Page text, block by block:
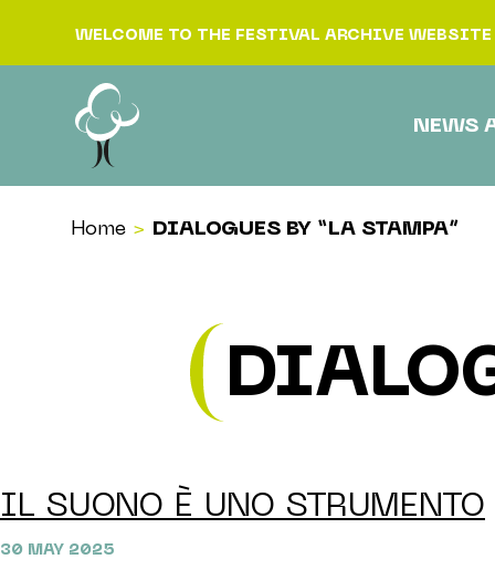
WELCOME TO THE FESTIVAL ARCHIVE WEBSITE
NEWS
Home > DIALOGUES BY “LA STAMPA”
IL SUONO È UNO STRUMENTO
30 MAY 2025